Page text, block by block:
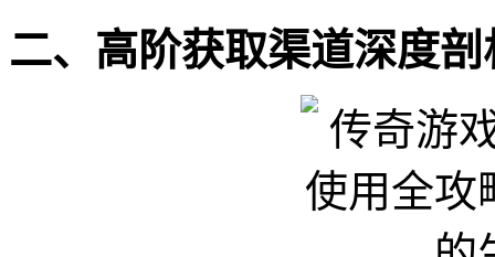
二、高阶获取渠道深度剖